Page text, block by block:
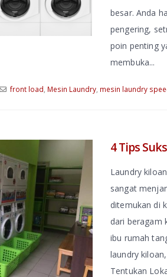
besar. Anda
pengering,
poin penting
membuka...
front load Mesin Laundry mesin laundry
4 Tips
Laundry
sangat
ditemukan di
dari beragam
ibu rumah
laundry
Tentukan